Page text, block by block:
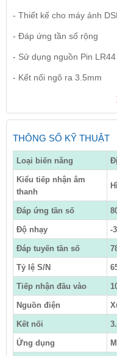
- Thiết kế cho máy ảnh
- Đáp ứng tần số rộng
- Sử dụng nguồn Pin LR44
- Kết nối ngõ ra 3.5mm
THÔNG SỐ KỸ THUẬT
Loại biến năng
Kiểu tiếp nhận âm
thanh
Đáp ứng tần số
Độ nhạy -
Đáp tuyến tần số
Tỷ lệ S/N
Tiếp nhận đầu vào
Nguồn điện
Kết nối
Ứng dụng